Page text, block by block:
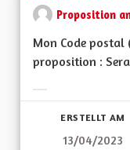
Proposition
Mon Code
proposition :
ERSTELLT AM
13/04/2023